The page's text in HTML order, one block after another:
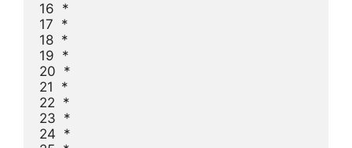
16  *
17  *
18  *
19  *
20  *
21  *
22  *
23  *
24  *